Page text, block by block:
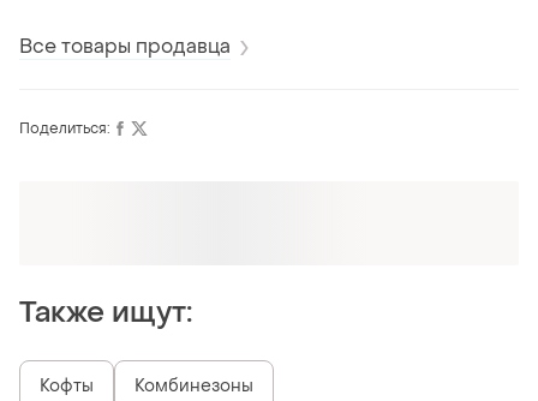
Все товары продавца
Поделиться:
Также ищут:
Кофты Комбинезоны